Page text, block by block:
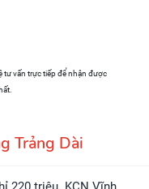
tư vấn trực tiếp để nhận được
Trảng Dài